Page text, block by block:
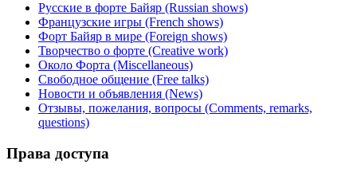
Русские в форте Байяр (Russian shows)
Французские игры (French shows)
Форт Байяр в мире (Foreign shows)
Творчество о форте (Creative work)
Около Форта (Miscellaneous)
Свободное общение (Free talks)
Новости и объявления (News)
Отзывы, пожелания, вопросы (Comments, remarks,
questions)
Права доступа